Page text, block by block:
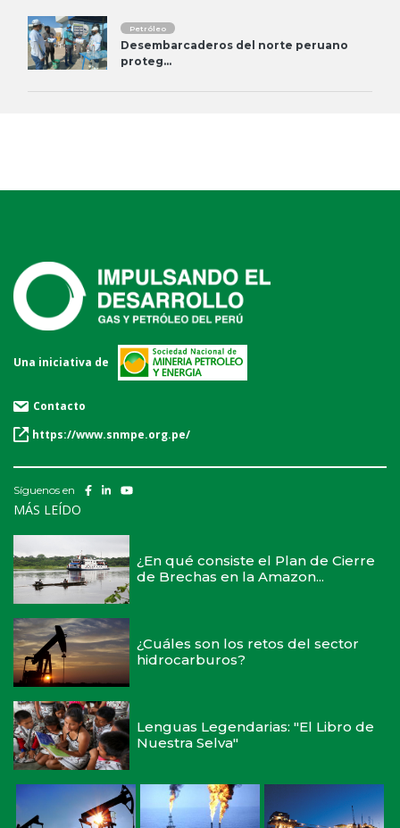
Petróleo
Desembarcaderos del norte peruano
proteg...
Una iniciativa de
Contacto
https://www.snmpe.org.pe/
Síguenos en
MÁS LEÍDO
¿En qué consiste el Plan de Cierre
de Brechas en la Amazon...
¿Cuáles son los retos del sector
hidrocarburos?
Lenguas Legendarias: "El Libro de
Nuestra Selva"